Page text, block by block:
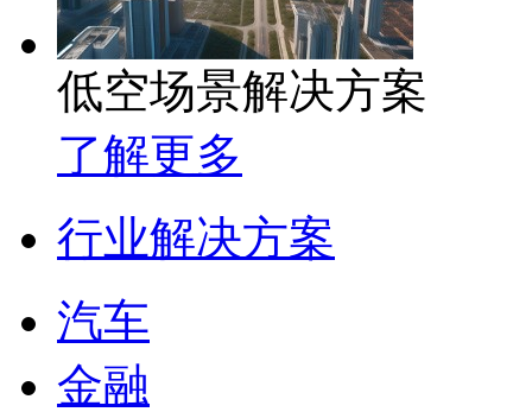
低空场景解决方案
了解更多
行业解决方案
汽车
金融